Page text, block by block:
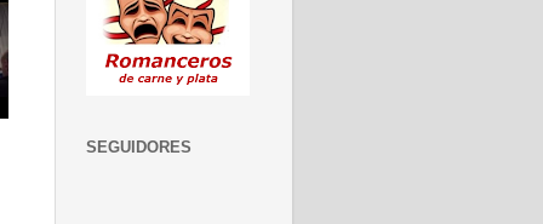
SEGUIDORES